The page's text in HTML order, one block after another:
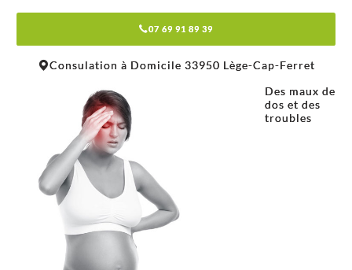
07 69 91 89 39
Consulation à Domicile 33950 Lège-Cap-Ferret
Des maux de
dos et des
troubles